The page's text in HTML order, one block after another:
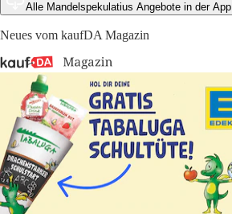
Alle Mandelspekulatius Angebote in der App
Neues vom kaufDA Magazin